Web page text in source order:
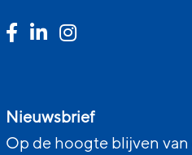
Nieuwsbrief
Op de hoogte blijven